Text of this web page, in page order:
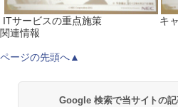
ITサービスの重点施策
キ
関連情報
ページの先頭へ▲
Google 検索で当サイトの